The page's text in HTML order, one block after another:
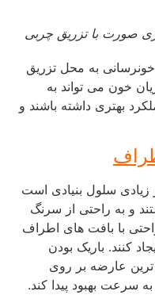
صورت با تزریق چربی
به محل تزریق
خون می تواند به
بهتری داشته باشند و
سلول بنیادی است
و به راحتی از سرنگ
با بافت های اطراف
کنند. باریک بودن
عارضه بر روی
بهبود پیدا کند.